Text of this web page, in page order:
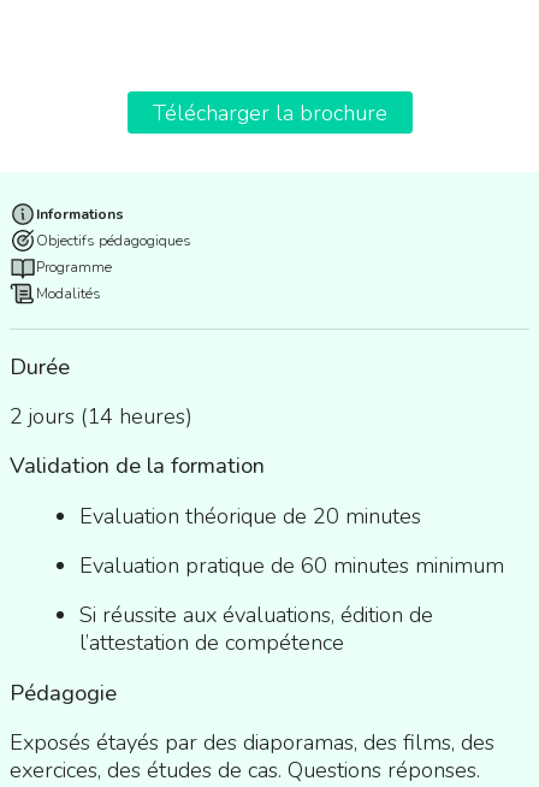
Télécharger la brochure
Informations
Objectifs pédagogiques
Programme
Modalités
Durée
2 jours (14 heures)
Validation de la formation
Evaluation théorique de 20 minutes
Evaluation pratique de 60 minutes minimum
Si réussite aux évaluations, édition de
l’attestation de compétence
Pédagogie
Exposés étayés par des diaporamas, des films, des
exercices, des études de cas. Questions réponses.